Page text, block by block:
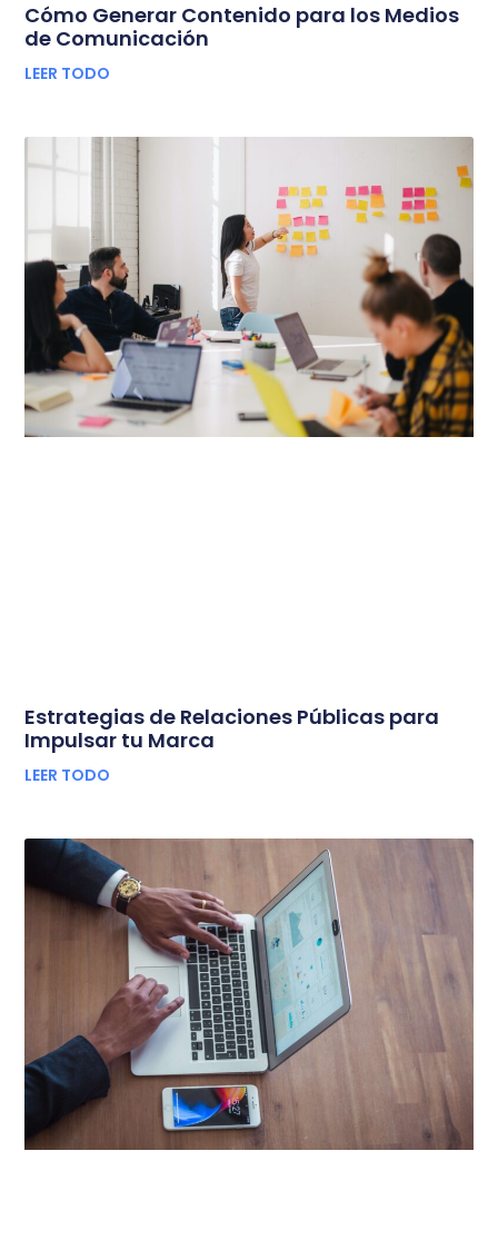
Cómo Generar Contenido para los Medios
de Comunicación
LEER TODO
Estrategias de Relaciones Públicas para
Impulsar tu Marca
LEER TODO